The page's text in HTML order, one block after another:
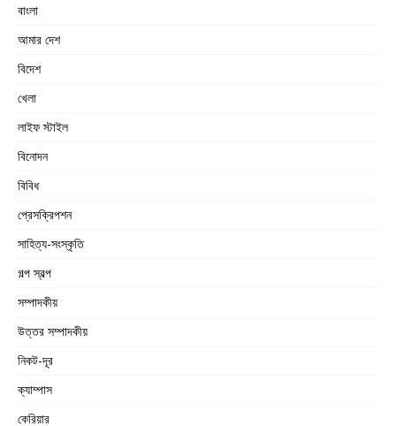
বাংলা
আমার দেশ
বিদেশ
খেলা
লাইফ স্টাইল
বিনোদন
বিবিধ
প্রেসক্রিপশন
সাহিত্য-সংস্কৃতি
গল্প স্বল্প
সম্পাদকীয়
উত্তর সম্পাদকীয়
নিকট-দূর
ক্যাম্পাস
কেরিয়ার